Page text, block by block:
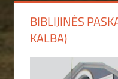
BIBLIJINĖS
KALBA)